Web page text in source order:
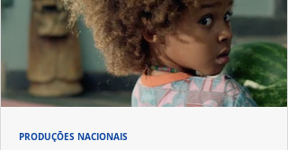
PRODUÇÕES NACIONAIS